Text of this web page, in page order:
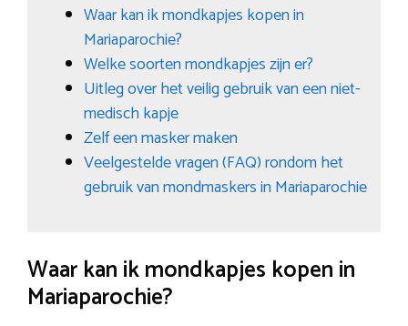
Waar kan ik mondkapjes kopen in
Mariaparochie?
Welke soorten mondkapjes zijn er?
Uitleg over het veilig gebruik van een niet-
medisch kapje
Zelf een masker maken
Veelgestelde vragen (FAQ) rondom het
gebruik van mondmaskers in Mariaparochie
Waar kan ik mondkapjes kopen in
Mariaparochie?